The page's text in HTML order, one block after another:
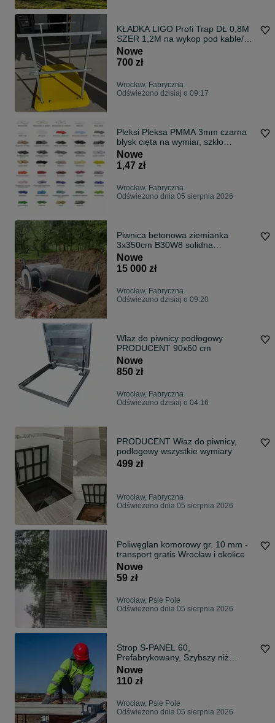
KŁADKA LIGO Profi Trap DŁ 0,8M
SZER 1,2M na wykop pod kable/
światłowód
Nowe
700 zł
Wrocław, Fabryczna
Odświeżono dzisiaj o 09:17
Pleksi Pleksa PMMA 3mm czarna
błysk cięta na wymiar, szkło
akrylowe
Nowe
1,47 zł
Wrocław, Fabryczna
Odświeżono dnia 05 sierpnia 2026
Piwnica betonowa ziemianka
3x350cm B30W8 solidna
konstrukcja schody
Nowe
15 000 zł
Wrocław, Fabryczna
Odświeżono dzisiaj o 09:20
Właz do piwnicy podłogowy
PRODUCENT 90x60 cm
Nowe
850 zł
Wrocław, Fabryczna
Odświeżono dzisiaj o 04:16
PRODUCENT Właz do piwnicy,
podłogowy wszystkie wymiary
499 zł
Wrocław, Fabryczna
Odświeżono dnia 05 sierpnia 2026
Poliwęglan komorowy gr. 10 mm -
transport gratis Wrocław i okolice
Nowe
59 zł
Wrocław, Psie Pole
Odświeżono dnia 05 sierpnia 2026
Strop S-PANEL 60,
Prefabrykowany, Szybszy niż
Teriva, od 110zł /m2/ Transport/
Montaż/ Szybkie Terminy
Nowe
110 zł
Wrocław, Psie Pole
Odświeżono dnia 05 sierpnia 2026